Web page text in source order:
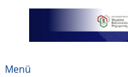
Menü